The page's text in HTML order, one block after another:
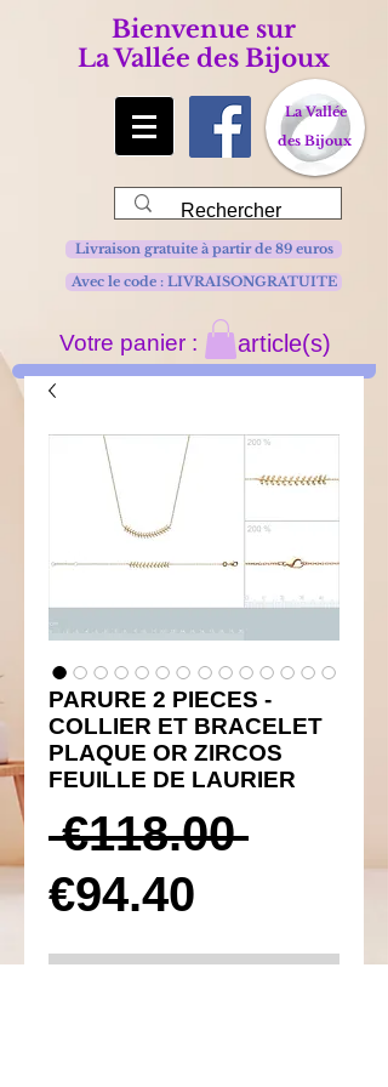
Bienvenue sur
La Vallée des Bijoux
La Vallée
des Bijoux
Avec le code : LIVRAISONGRATUITE
Livraison gratuite à partir de 89 euros
Votre panier : article(s)
PARURE 2 PIECES -
COLLIER ET BRACELET
PLAQUE OR ZIRCOS
FEUILLE DE LAURIER
€118.00 Prix
€94.40